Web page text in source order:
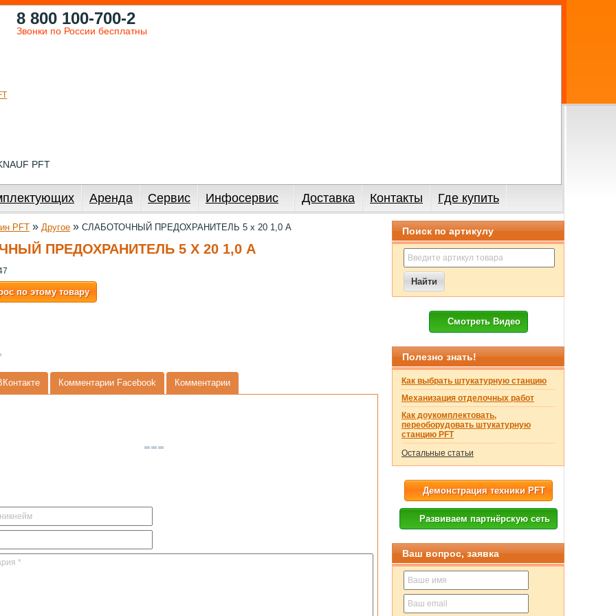
PFT
8 800 100-700-2
Звонки по России бесплатны
Аренда Сервис Инфосервис Доставка Контакты Где купить
PFT » Другое » СЛАБОТОЧНЫЙ ПРЕДОХРАНИТЕЛЬ 5 х 20 1,0 А
ПРЕДОХРАНИТЕЛЬ 5 Х 20 1,0 А
по этому товару
Комментарии Facebook Комментарии
Поиск по артикулу
Смотреть Видео
Полезно знать!
Как выбрать штукатурную станцию
Механизация отделочных работ
Как доукомплектовать,
переоборудовать штукатурную
станцию PFT
Остальные статьи
Демонстрация техники PFT
Развиваем партнёрскую сеть
Ваш вопрос, заявка